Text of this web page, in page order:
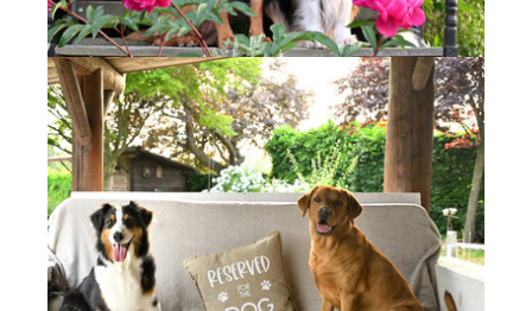
Show larger version